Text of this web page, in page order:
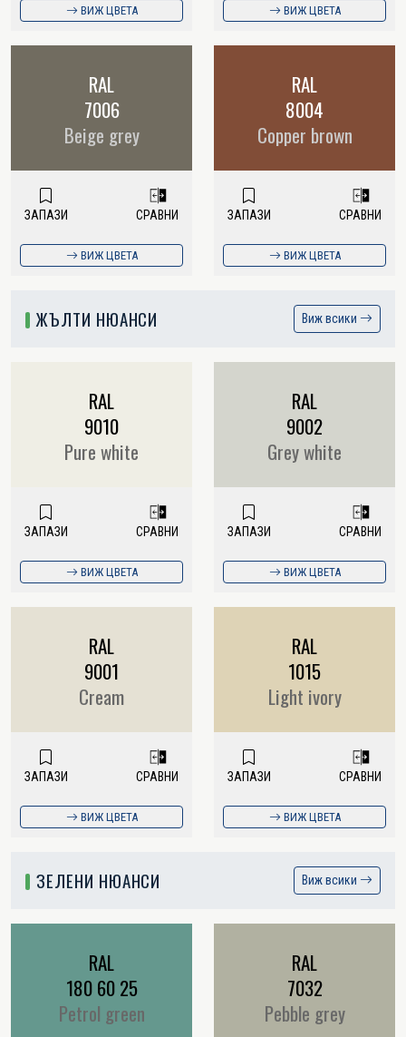
ВИЖ ЦВЕТА ВИЖ ЦВЕТА
RAL
7006
Beige grey
ЗАПАЗИ СРАВНИ
ВИЖ ЦВЕТА
RAL
8004
Copper brown
ЗАПАЗИ СРАВНИ
ВИЖ ЦВЕТА
ЖЪЛТИ НЮАНСИ Виж всики
RAL
9010
Pure white
ЗАПАЗИ СРАВНИ
ВИЖ ЦВЕТА
RAL
9002
Grey white
ЗАПАЗИ СРАВНИ
ВИЖ ЦВЕТА
RAL
9001
Cream
ЗАПАЗИ СРАВНИ
ВИЖ ЦВЕТА
RAL
1015
Light ivory
ЗАПАЗИ СРАВНИ
ВИЖ ЦВЕТА
ЗЕЛЕНИ НЮАНСИ Виж всики
RAL
180 60 25
Petrol green
RAL
7032
Pebble grey